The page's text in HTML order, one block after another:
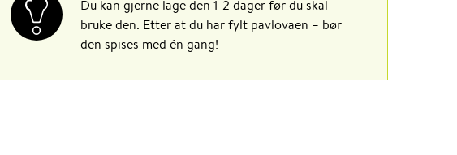
Du kan gjerne lage den 1-2 dager før du skal
bruke den. Etter at du har fylt pavlovaen – bør
den spises med én gang!